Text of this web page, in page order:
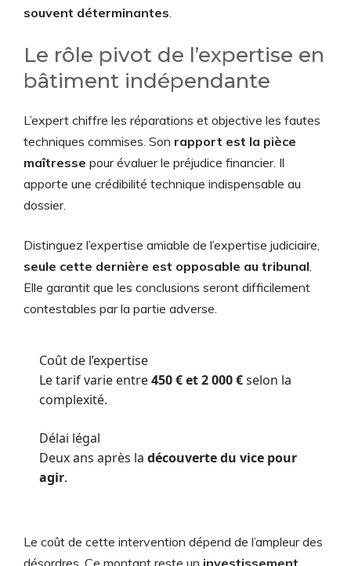
souvent déterminantes
Le rôle pivot de l’expertise en
bâtiment indépendante
L’expert chiffre les réparations et objective les fautes
techniques commises. Son rapport est la pièce
maîtresse pour évaluer le préjudice financier. Il
apporte une crédibilité technique indispensable au
dossier.
Distinguez l’expertise amiable de l’expertise judiciaire,
seule cette dernière est opposable au tribunal
Elle garantit que les conclusions seront difficilement
contestables par la partie adverse.
Coût de l’expertise
Le tarif varie entre450 € et 2 000 €selon la
complexité.
Délai légal
Deux ans après la découverte du vice pour
agir.
Le coût de cette intervention dépend de l’ampleur des
désordres. Ce montant reste un investissement